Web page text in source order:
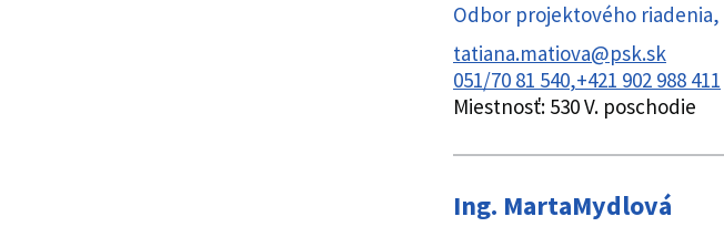
Odbor projektového riadenia,
tatiana.matiova@psk.sk
051/70 81 540 +421 902 988 411
Miestnosť: 530 V. poschodie
Ing. MartaMydlová